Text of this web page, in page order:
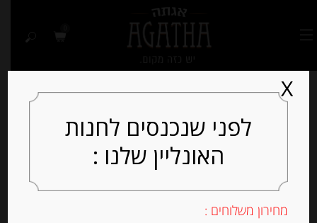
לפני שנכנסים לחנות
האונליין שלנו :
מחירון משלוחים :
X